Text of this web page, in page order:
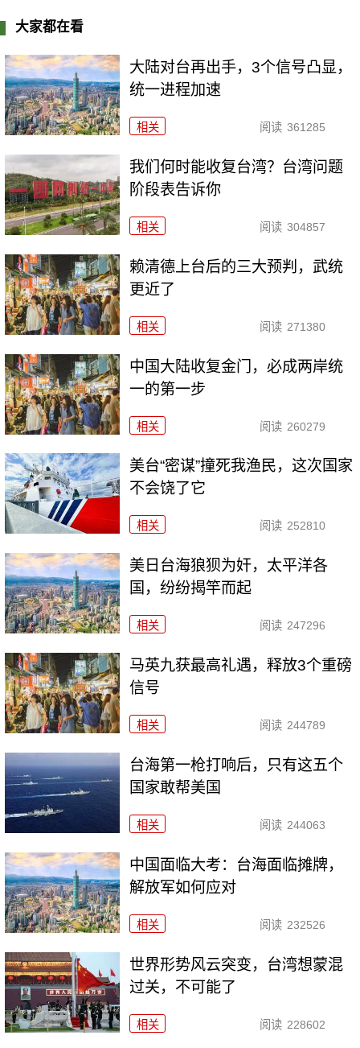
大家都在看
大陆对台再出手，3个信号凸显，
统一进程加速
相关 阅读 361285
我们何时能收复台湾？台湾问题
阶段表告诉你
相关 阅读 304857
赖清德上台后的三大预判，武统
更近了
相关 阅读 271380
中国大陆收复金门，必成两岸统
一的第一步
相关 阅读 260279
美台“密谋”撞死我渔民，这次国家
不会饶了它
相关 阅读 252810
美日台海狼狈为奸，太平洋各
国，纷纷揭竿而起
相关 阅读 247296
马英九获最高礼遇，释放3个重磅
信号
相关 阅读 244789
台海第一枪打响后，只有这五个
国家敢帮美国
相关 阅读 244063
中国面临大考：台海面临摊牌，
解放军如何应对
相关 阅读 232526
世界形势风云突变，台湾想蒙混
过关，不可能了
相关 阅读 228602